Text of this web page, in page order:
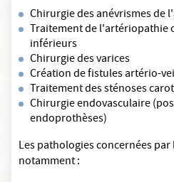
Chirurgie des anévrismes de
Traitement de l'artériopathie
inférieurs
Chirurgie des varices
Création de fistules artério-
Traitement des sténoses
Chirurgie endovasculaire
endoprothèses)
Les pathologies concernées
notamment :